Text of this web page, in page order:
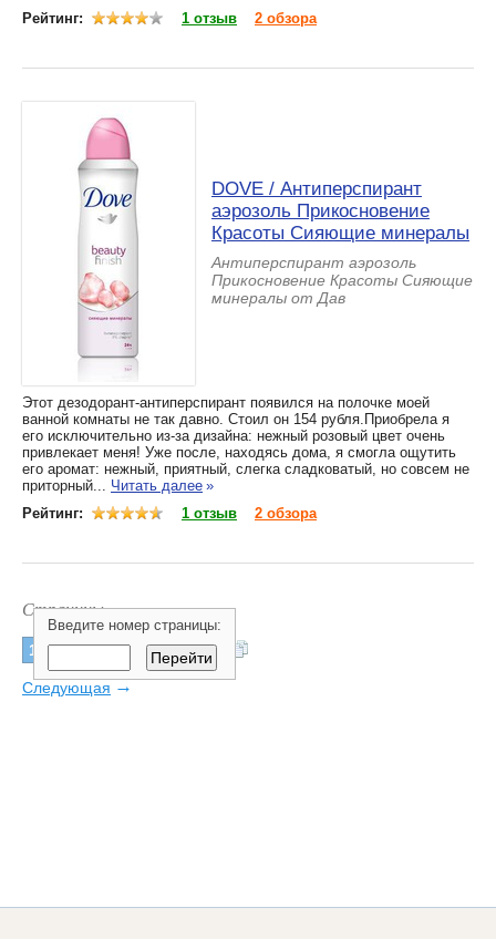
Рейтинг:
1 отзыв 2 обзора
DOVE / Антиперспирант
аэрозоль Прикосновение
Красоты Сияющие минералы
Антиперспирант аэрозоль
Прикосновение Красоты Сияющие
минералы от Дав
Этот дезодорант-антиперспирант появился на полочке моей
ванной комнаты не так давно. Стоил он 154 рубля.Приобрела я
его исключительно из-за дизайна: нежный розовый цвет очень
привлекает меня! Уже после, находясь дома, я смогла ощутить
его аромат: нежный, приятный, слегка сладковатый, но совсем не
приторный... Читать далее »
Рейтинг:
1 отзыв 2 обзора
Страницы:
1 2 3 4 5 ... 55
Введите номер страницы:
Следующая →